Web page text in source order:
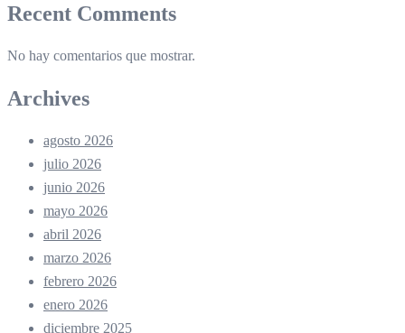
Recent Comments
No hay comentarios que mostrar.
Archives
agosto 2026
julio 2026
junio 2026
mayo 2026
abril 2026
marzo 2026
febrero 2026
enero 2026
diciembre 2025